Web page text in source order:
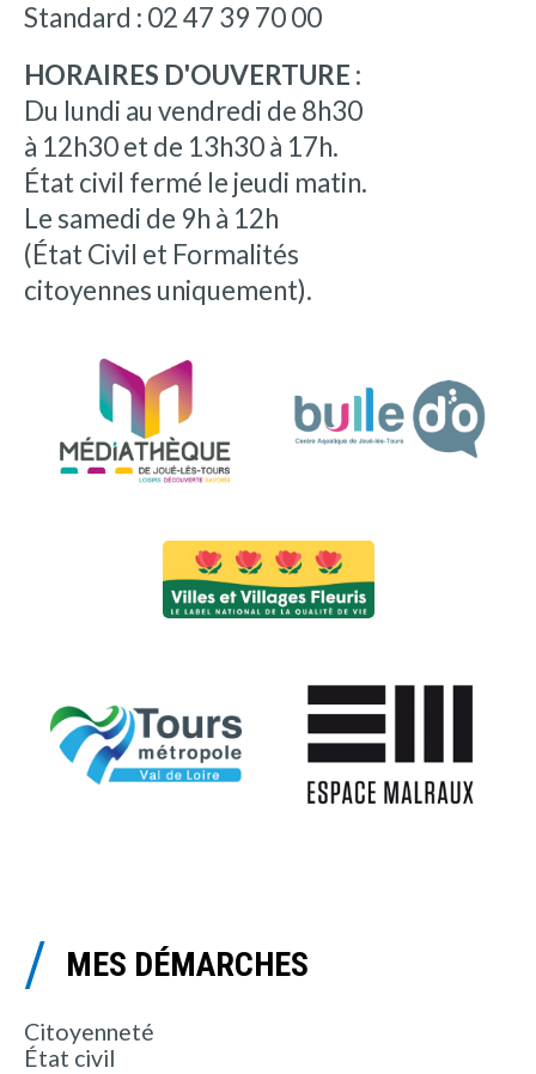
Standard : 02 47 39 70 00
HORAIRES D'OUVERTURE :
Du lundi au vendredi de 8h30
à 12h30 et de 13h30 à 17h.
État civil fermé le jeudi matin.
Le samedi de 9h à 12h
(État Civil et Formalités
citoyennes uniquement).
MES DÉMARCHES
Citoyenneté
État civil